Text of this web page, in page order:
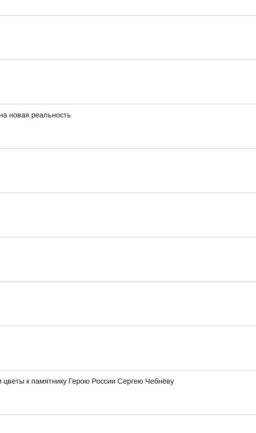
новая реальность
к памятнику Герою России Сергею Чебнёву